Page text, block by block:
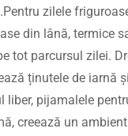
zilele
din lână, termice
tot parcursul zilei.
ținutele de iarnă
liber, pijamalele
creează un